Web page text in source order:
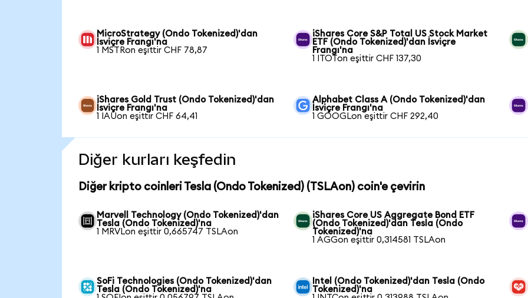
MicroStrategy (Ondo Tokenized)'dan
İsviçre Frangı'na
1 MSTRon eşittir CHF 78,87
iShares Core S&P Total US Stock Market
ETF (Ondo Tokenized)'dan İsviçre
Frangı'na
1 ITOTon eşittir CHF 137,30
iShares Gold Trust (Ondo Tokenized)'dan
İsviçre Frangı'na
1 IAUon eşittir CHF 64,41
Alphabet Class A (Ondo Tokenized)'dan
İsviçre Frangı'na
1 GOOGLon eşittir CHF 292,40
Diğer kurları keşfedin
Diğer kripto coinleri Tesla (Ondo Tokenized) (TSLAon) coin'e çevirin
Marvell Technology (Ondo Tokenized)'dan
Tesla (Ondo Tokenized)'na
1 MRVLon eşittir 0,665747 TSLAon
iShares Core US Aggregate Bond ETF
(Ondo Tokenized)'dan Tesla (Ondo
Tokenized)'na
1 AGGon eşittir 0,314581 TSLAon
SoFi Technologies (Ondo Tokenized)'dan
Tesla (Ondo Tokenized)'na
Intel (Ondo Tokenized)'dan Tesla (Ondo
Tokenized)'na